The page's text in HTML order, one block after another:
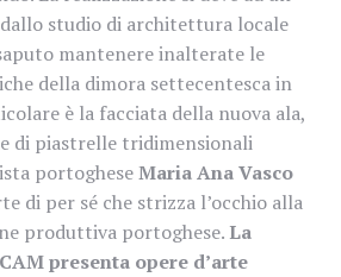
studio di architettura locale
mantenere inalterate le
della dimora settecentesca in
è la facciata della nuova ala,
di piastrelle tridimensionali
portogheseMaria Ana Vasco
di per sé che strizza l’occhio alla
produttiva portoghese.La
presenta opere d’arte